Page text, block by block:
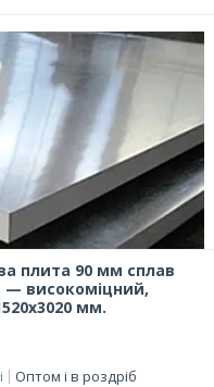
плита 90 мм сплав
— високоміцний,
мм.
Оптом і в роздріб